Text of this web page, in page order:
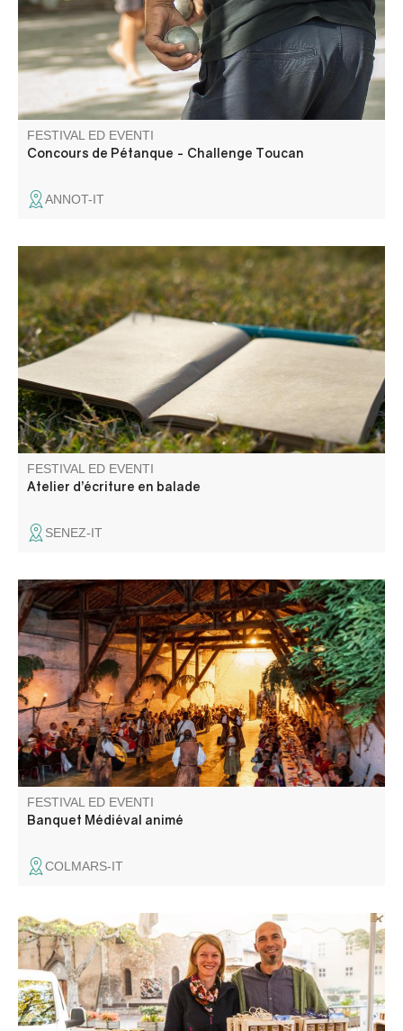
FESTIVAL ED EVENTI
Concours de Pétanque - Challenge Toucan
ANNOT-IT
Entre ciel, pierres et chemins, venez cueillir les mots là où
le paysage les murmure. La CCAPV vous invite à un
atelier mêlant balade et temps d’écriture, pour explorer le
territoire autrement et laisser émerger votre expression.
FESTIVAL ED EVENTI
Atelier d’écriture en balade
SENEZ-IT
Le grand festin se tiendra dans un espace tenu secret. A
l'occasion des 30 ans de la fête médiévale venez festoyer,
sortez vos plus beaux atours, chaussez vos poulaines et
retrouvez nous pour une soirée animée autour d'un bon
repas arrosé de vin clairet.
FESTIVAL ED EVENTI
Banquet Médiéval animé
COLMARS-IT
Gli artigiani e i produttori del villaggio vi danno il
benvenuto.